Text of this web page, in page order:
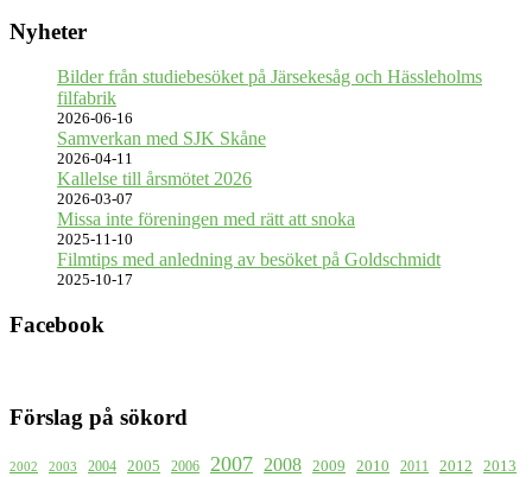
Nyheter
Bilder från studiebesöket på Järsekesåg och Hässleholms
filfabrik
2026-06-16
Samverkan med SJK Skåne
2026-04-11
Kallelse till årsmötet 2026
2026-03-07
Missa inte föreningen med rätt att snoka
2025-11-10
Filmtips med anledning av besöket på Goldschmidt
2025-10-17
Facebook
Förslag på sökord
2002 2003 2004 2005 2006 2007 2008 2009 2010 2011 2012 2013